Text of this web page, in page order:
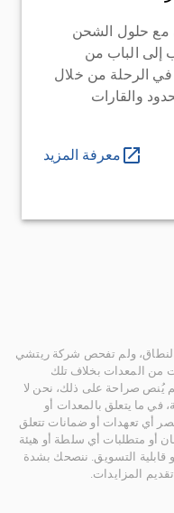
مع حلول الشحن
إلى الباب من
الرحلة من خلال
والقارات
معرفة المزيد
النطاق، ولم تفحص شركة ريتشي
من المعدات بخلاف تلك
يُنص صراحة على ذلك، نحن لا
في ما يتعلق بالمعدات أو
أي تعهدات أو ضمانات تتعلق
أو متطلبات أي سلطة أو هيئة
قابلية التسويق. ننصحك بشدة
المزايدات.